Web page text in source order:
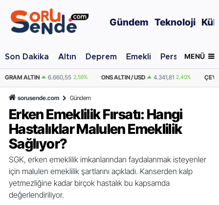
Gündem Teknoloji
Son Dakika Altın Deprem Emekli Personel Alımı
MENÜ
ONS ALTIN / USD 4.341,81 2,40% ÇEYREK ALTIN 10.889,99 2,59%
sorusende.com Gündem
Erken Emeklilik Fırsatı: Hangi
Hastalıklar Malulen Emeklilik
Sağlıyor?
SGK, erken emeklilik imkanlarından faydalanmak isteyenler
için malulen emeklilik şartlarını açıkladı. Kanserden kalp
yetmezliğine kadar birçok hastalık bu kapsamda
değerlendiriliyor.